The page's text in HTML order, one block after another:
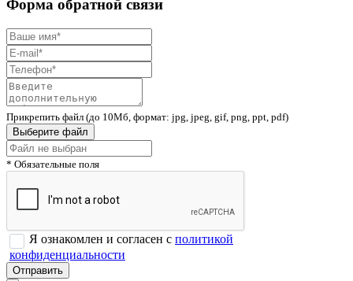
Форма обратной связи
Прикрепить файл (до 10Мб, формат: jpg, jpeg, gif, png, ppt, pdf)
Выберите файл
* Обязательные поля
Я ознакомлен и согласен с политикой
конфиденциальности